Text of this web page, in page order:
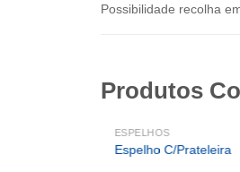
Possibilidade recolha
Produtos
ESPELHOS
Espelho C/Prateleira